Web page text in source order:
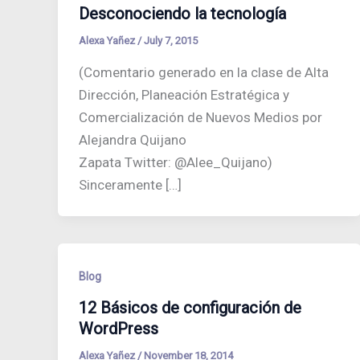
Desconociendo la tecnología
Alexa Yañez/July 7, 2015
(Comentario generado en la clase de Alta
Dirección, Planeación Estratégica y
Comercialización de Nuevos Medios por
Alejandra Quijano
Zapata Twitter: @Alee_Quijano)
Sinceramente […]
Blog
12 Básicos de configuración de
WordPress
Alexa Yañez/ November 18, 2014